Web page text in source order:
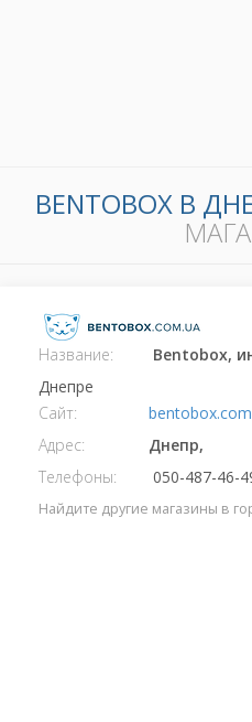
BENTOBOX В
Название: Bentobox,
Днепре
Сайт:
Адрес:
Днепр,
Телефоны:
050-487-46-
Найдите другие магазины в